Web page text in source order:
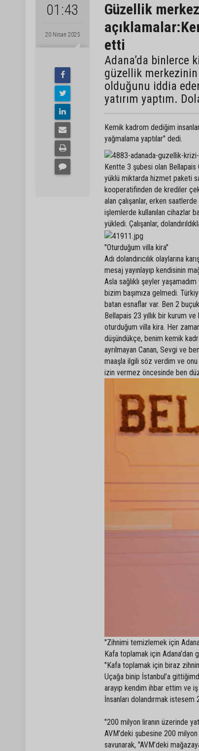
01:43
20 Nisan 2025
Güzellik
etti
Adana’da binlerce
güzellik
olduğunu iddia
yatırım yaptım.
Kemik kadrom dediğim
yağmalama yaptılar" dedi.
Kentte 3 şubesi olan
yüklü miktarda hizmet paketi
kooperatifinden de krediler
alan çalışanlar, erken
işlemlerde kullanılan cihazlar
yükledi. Çalışanlar,
"Oturduğum villa kira"
Adı dolandırıcılık olaylarına
mesaj yayınlayıp kendisinin
Asla sağlıklı şeyler
bizim başımıza gelmedi.
batan esnaflar var. Ben 2
Bellapais 23 yıllık bir kurum
oturduğum villa kira. Her zaman
düşündükçe, benim kemik
ayrılmayan Canan, Sevgi ve
maaşla ilgili söz verdim ve onu
izin vermez öncesinde ben
"Zihnimi temizlemek için
Kafa toplamak için Adana’dan
"Kafa toplamak için biraz
Uçağa binip İstanbul’a
arayıp kendim ihbar ettim ve
İnsanları dolandırmak
"200 milyon liranın üzerinde
AVM’deki şubesine 200 milyon
savunarak, "AVM’deki